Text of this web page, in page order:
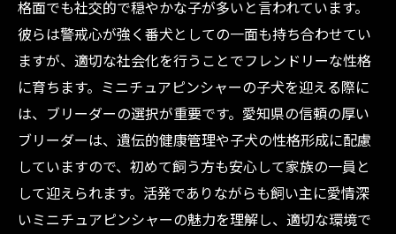
格面でも社交的で穏やかな子が多いと言われています。
彼らは警戒心が強く番犬としての一面も持ち合わせてい
ますが、適切な社会化を行うことでフレンドリーな性格
に育ちます。ミニチュアピンシャーの子犬を迎える際に
は、ブリーダーの選択が重要です。愛知県の信頼の厚い
ブリーダーは、遺伝的健康管理や子犬の性格形成に配慮
していますので、初めて飼う方も安心して家族の一員と
して迎えられます。活発でありながらも飼い主に愛情深
いミニチュアピンシャーの魅力を理解し、適切な環境で